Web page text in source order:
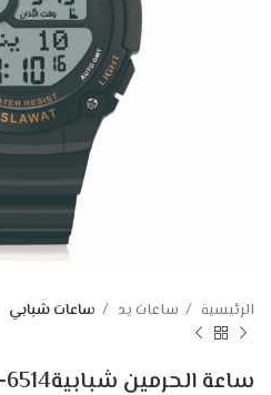
الرئيسية ساعات يد ساعات شبابي
ساعة الحرمين شبابيةHA-6514